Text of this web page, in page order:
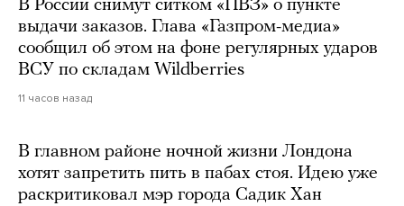
В России снимут ситком «ПВЗ» о пункте
выдачи заказов. Глава «Газпром-медиа»
сообщил об этом на фоне регулярных ударов
ВСУ по складам Wildberries
11 часов назад
В главном районе ночной жизни Лондона
хотят запретить пить в пабах стоя. Идею уже
раскритиковал мэр города Садик Хан